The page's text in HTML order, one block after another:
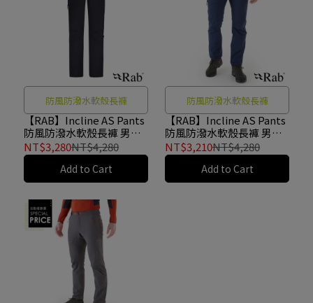
防風防潑水軟殼長褲
【RAB】Incline AS Pants
防風防潑水軟殼長褲 男款
烏木灰 #QFU84
NT$3,280NT$4,280
Add to Cart
防風防潑水軟殼長褲
【RAB】Incline AS Pants
防風防潑水軟殼長褲 男款
深墨藍 #QFU84
NT$3,210NT$4,280
Add to Cart